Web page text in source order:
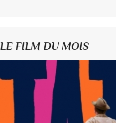
LE FILM DU MOIS